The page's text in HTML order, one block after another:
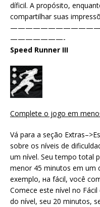
díficil. A propósito,
compartilhar suas
———————-
Speed ​​Runner III
Complete o jogo em
Vá para a seção
sobre os níveis de
um nível. Seu tempo total
menor 45 minutos em um
exemplo, на fácil, você
Comece este nível no
do nível, seu 20 minutos,